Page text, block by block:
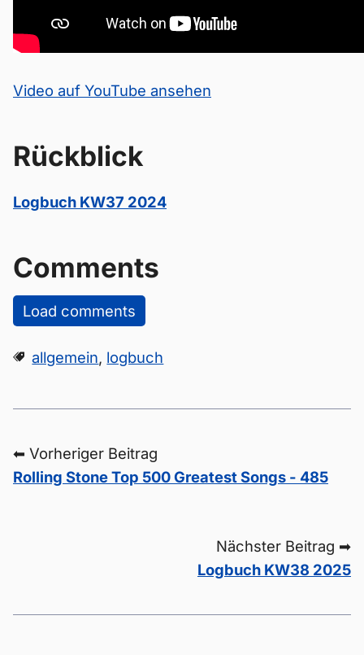
Video auf YouTube ansehen
Rückblick
Logbuch KW37 2024
Comments
Load comments
allgemein, logbuch
⬅ Vorheriger Beitrag
Rolling Stone Top 500 Greatest Songs - 485
Nächster Beitrag ➡
Logbuch KW38 2025